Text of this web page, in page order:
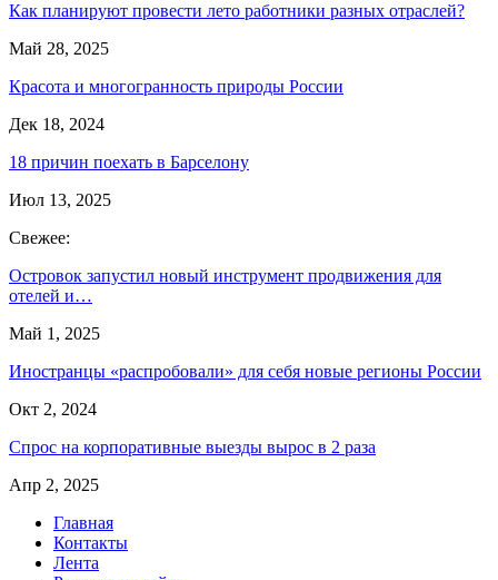
Как планируют провести лето работники разных отраслей?
Май 28, 2025
Красота и многогранность природы России
Дек 18, 2024
18 причин поехать в Барселону
Июл 13, 2025
Свежее:
Островок запустил новый инструмент продвижения для
отелей и…
Май 1, 2025
Иностранцы «распробовали» для себя новые регионы России
Окт 2, 2024
Спрос на корпоративные выезды вырос в 2 раза
Апр 2, 2025
Главная
Контакты
Лента